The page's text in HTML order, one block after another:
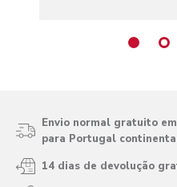
Envio normal gratuito
para Portugal
14 dias de devolução